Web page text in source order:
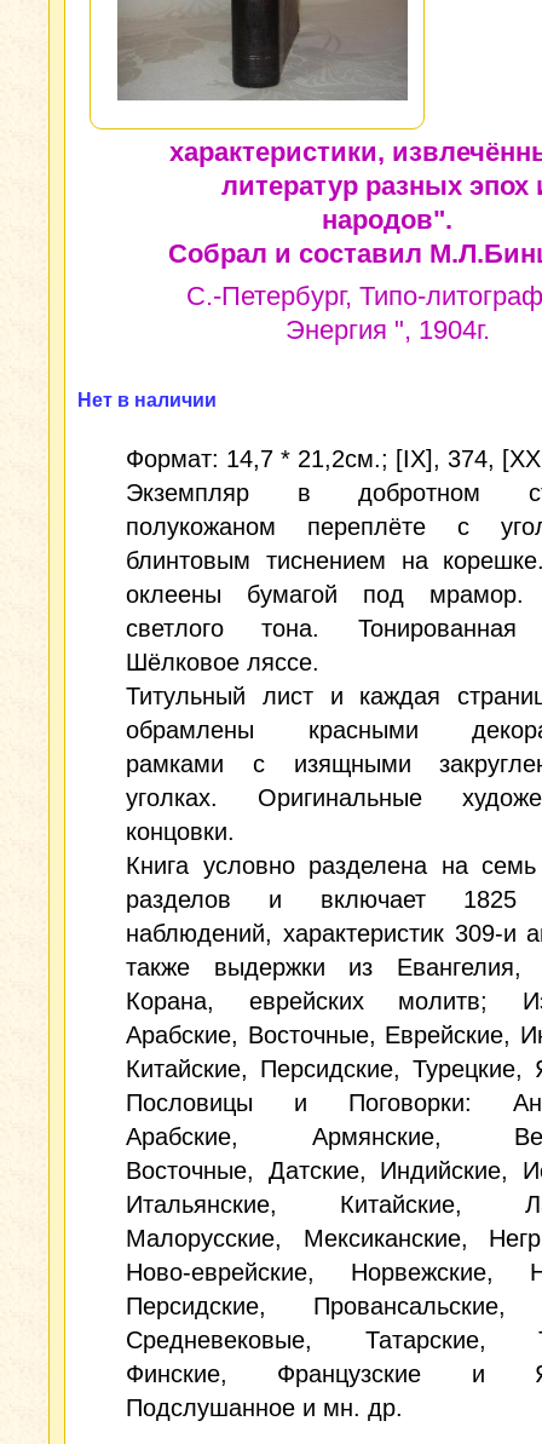
характеристики,
литератур разных эпох
народов".
Собрал и составил
С.-Петербург, Типо-
Энергия ", 1904г.
Нет в наличии
Формат: 14,7 * 21,2см.; [IX], 374,
Экземпляр в добротном
полукожаном переплёте с
блинтовым тиснением на
оклеены бумагой под мрамор.
светлого тона. Тонированная
Шёлковое ляссе.
Титульный лист и каждая
обрамлены красными
рамками с изящными
уголках. Оригинальные
концовки.
Книга условно разделена на
разделов и включает 1825
наблюдений, характеристик 309-и
также выдержки из Евангелия,
Корана, еврейских молитв;
Арабские, Восточные, Еврейские,
Китайские, Персидские, Турецкие,
Пословицы и Поговорки:
Арабские, Армянские,
Восточные, Датские, Индийские,
Итальянские, Китайские,
Малорусские, Мексиканские,
Ново-еврейские, Норвежские,
Персидские, Провансальские,
Средневековые, Татарские,
Финские, Французские и
Подслушанное и мн. др.